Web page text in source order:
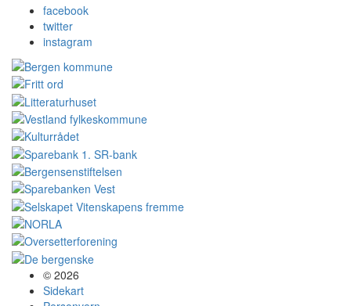
facebook
twitter
instagram
© 2026
Sidekart